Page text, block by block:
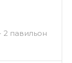
2 павильон